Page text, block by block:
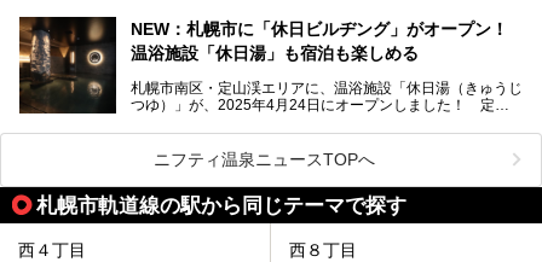
豊かな登別温泉とは対照的な存在で、今も湯治場的な要素が
残る閑静な温泉地です。
地体験し、カルルス温泉をご紹介。温泉地の概要や泉質解説
をはじめ、日帰り入浴可能な全３施設の紹介・周辺観光・ア
NEW：札幌市に「休日ビルヂング」がオープン！
温浴施設「休日湯」も宿泊も楽しめる
札幌市南区・定山渓エリアに、温浴施設「休日湯（きゅうじ
つゆ）」が、2025年4月24日にオープンしました！ 定山
この施設は、温泉・サウナの「休日湯」・ラウンジの「THE
LOUNGE DAYOF」・グルメ「休日洋麺店」・ホテル「エク
スクラメーションホテル」で構成された、まさに大人の癒し
空間。
今回は、そんな「休日ビルヂング」の魅力を5つのポイント
ニフティ温泉ニュースTOPへ
札幌市軌道線の駅から同じテーマで探す
西４丁目 西８丁目